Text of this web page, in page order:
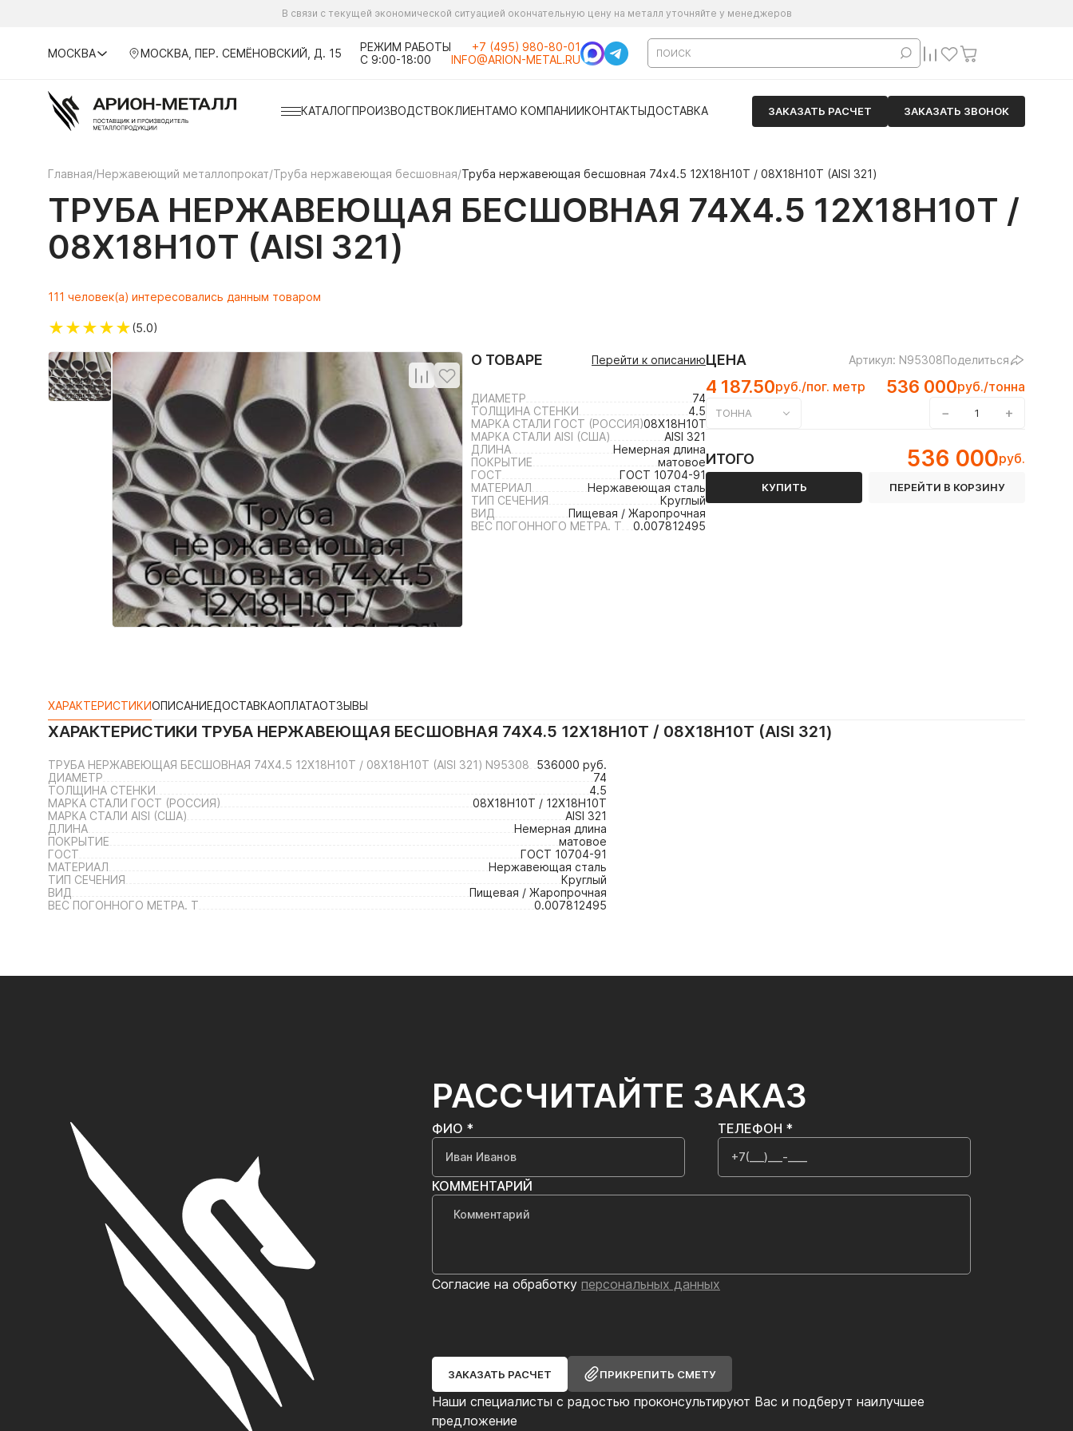
В связи с текущей экономической ситуацией окончательную цену на металл уточняйте у менеджеров
МОСКВА МОСКВА, ПЕР. СЕМЁНОВСКИЙ, Д. 15
РЕЖИМ РАБОТЫ
С 9:00-18:00
+7 (495) 980-80-01
INFO@ARION-METAL.RU
КАТАЛОГПРОИЗВОДСТВОКЛИЕНТАМО КОМПАНИИКОНТАКТЫДОСТАВКА ЗАКАЗАТЬ РАСЧЕТ ЗАКАЗАТЬ ЗВОНОК
Главная/Нержавеющий металлопрокат/Труба нержавеющая бесшовная/Труба нержавеющая бесшовная 74х4.5 12Х18Н10Т / 08Х18Н10Т (AISI 321)
ТРУБА НЕРЖАВЕЮЩАЯ БЕСШОВНАЯ 74Х4.5 12Х18Н10Т /
08Х18Н10Т (AISI 321)
111 человек(а) интересовались данным товаром
★★★★★(5.0)
О ТОВАРЕ Перейти к описанию
ДИАМЕТР
74
ТОЛЩИНА СТЕНКИ
4.5
МАРКА СТАЛИ ГОСТ (РОССИЯ)08Х18Н10Т / 12Х18Н10Т
МАРКА СТАЛИ AISI (США)
AISI 321
ДЛИНА
Немерная длина
ПОКРЫТИЕ
матовое
ГОСТ
ГОСТ 10704-91
МАТЕРИАЛ
Нержавеющая сталь
ТИП СЕЧЕНИЯ
Круглый
ВИД
Пищевая / Жаропрочная
ВЕС ПОГОННОГО МЕТРА. Т
0.007812495
ЦЕНА Артикул: N95308Поделиться
4 187.50руб./пог. метр 536 000руб./тонна
ТОННА − +
ИТОГО 536 000руб.
КУПИТЬ ПЕРЕЙТИ В КОРЗИНУ
ХАРАКТЕРИСТИКИОПИСАНИЕДОСТАВКАОПЛАТАОТЗЫВЫ
ХАРАКТЕРИСТИКИ ТРУБА НЕРЖАВЕЮЩАЯ БЕСШОВНАЯ 74Х4.5 12Х18Н10Т / 08Х18Н10Т (AISI 321)
ТРУБА НЕРЖАВЕЮЩАЯ БЕСШОВНАЯ 74Х4.5 12Х18Н10Т / 08Х18Н10Т (AISI 321) N95308
536000 руб.
ДИАМЕТР
74
ТОЛЩИНА СТЕНКИ
4.5
МАРКА СТАЛИ ГОСТ (РОССИЯ)
08Х18Н10Т / 12Х18Н10Т
МАРКА СТАЛИ AISI (США)
AISI 321
ДЛИНА
Немерная длина
ПОКРЫТИЕ
матовое
ГОСТ
ГОСТ 10704-91
МАТЕРИАЛ
Нержавеющая сталь
ТИП СЕЧЕНИЯ
Круглый
ВИД
Пищевая / Жаропрочная
ВЕС ПОГОННОГО МЕТРА. Т
0.007812495
РАССЧИТАЙТЕ ЗАКАЗ
Наши специалисты с радостью проконсультируют Вас и подберут наилучшее
предложение
ФИО * ТЕЛЕФОН *
КОММЕНТАРИЙ
Согласие на обработку персональных данных
ЗАКАЗАТЬ РАСЧЕТ ПРИКРЕПИТЬ СМЕТУ